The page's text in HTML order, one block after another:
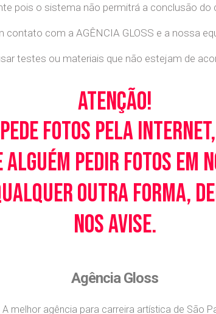
pois o sistema não permitrá a conclusão
com a AGÊNCIA GLOSS e a nossa
testes ou materiais que não estejam de
Atenção!
fotos pela
alguém pedir fotos em
qualquer outra forma,
nos avise.
Agência Gloss
A melhor agência para carreira artística de São